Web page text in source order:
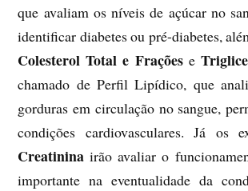
que avaliam os níveis de açúcar no
identificar diabetes ou pré-diabetes,
Colesterol Total e Frações e
chamado de Perfil Lipídico, que
gorduras em circulação no sangue,
condições cardiovasculares. Já os
Creatinina irão avaliar o
importante na eventualidade da